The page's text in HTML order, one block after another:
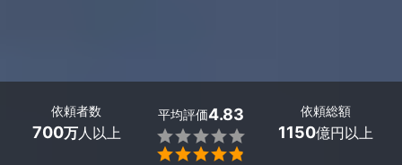
依頼者数
700万人以上
平均評価4.83


依頼総額
1150億円以上